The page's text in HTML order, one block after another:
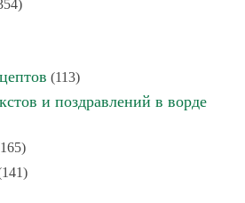
(113)
и поздравлений в ворде